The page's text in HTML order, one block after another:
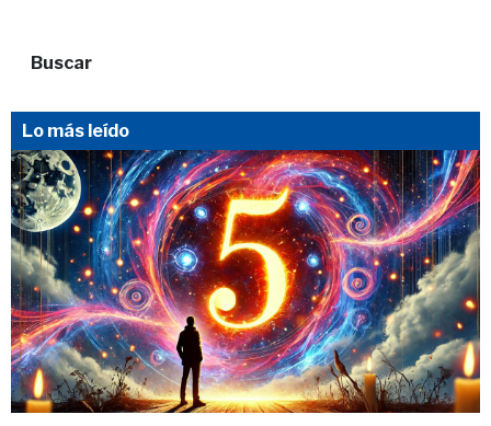
Buscar
Lo más leído